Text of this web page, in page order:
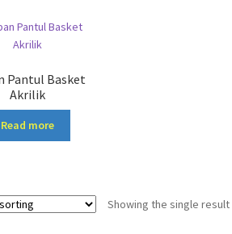
Pantul Basket
Akrilik
Read more
Showing the single result